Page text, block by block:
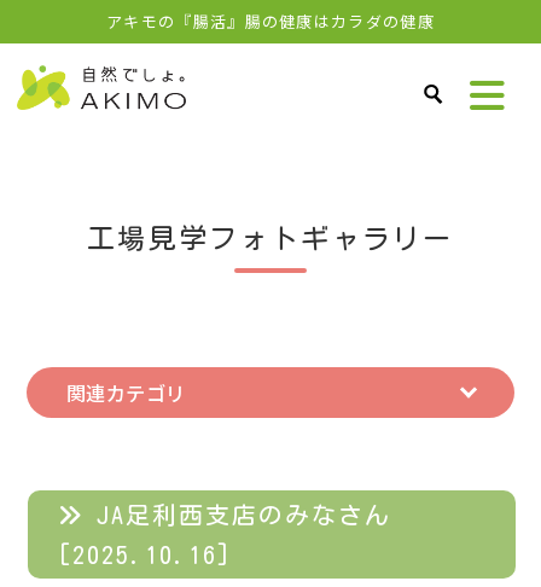
アキモの『腸活』腸の健康はカラダの健康
工場見学フォトギャラリー
関連カテゴリ
JA足利西支店のみなさん
[2025.10.16]